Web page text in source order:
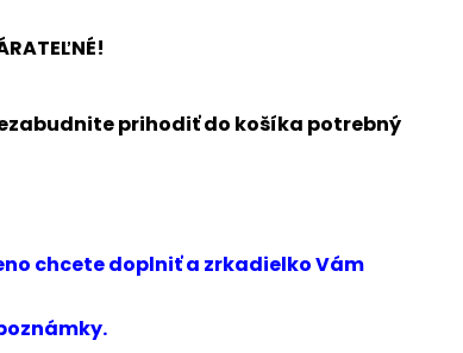
prihodiť do košíka potrebný
chcete doplniť a zrkadielko Vám